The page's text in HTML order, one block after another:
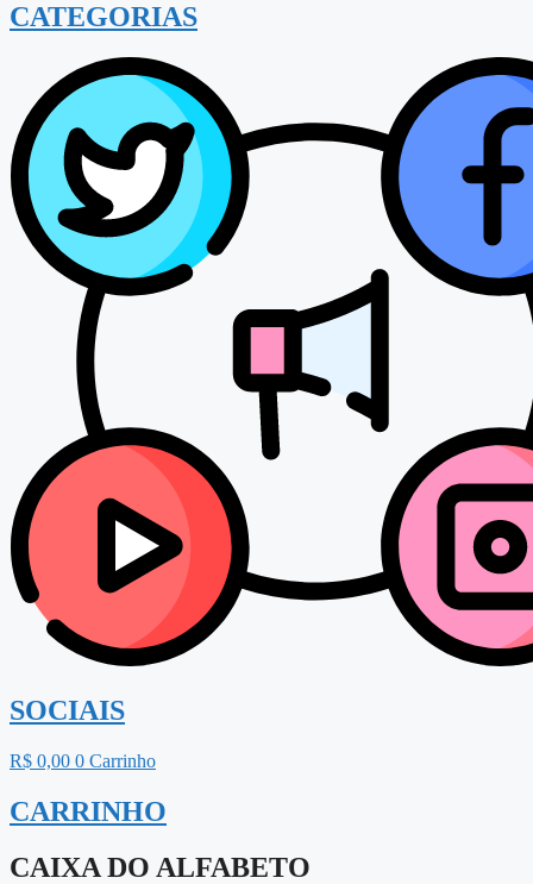
CATEGORIAS
SOCIAIS
R$ 0,00 0 Carrinho
CARRINHO
CAIXA DO ALFABETO